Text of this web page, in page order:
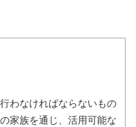
わなければならないもの
家族を通じ、活用可能な